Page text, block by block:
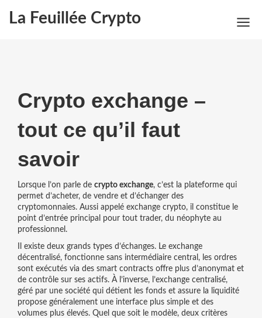
La Feuillée Crypto
Crypto exchange –
tout ce qu’il faut
savoir
Lorsque l’on parle de crypto exchange, c’est la plateforme qui
permet d’acheter, de vendre et d’échanger des
cryptomonnaies. Aussi appelé exchange crypto, il constitue le
point d’entrée principal pour tout trader, du néophyte au
professionnel.
Il existe deux grands types d’échanges. Le exchange
décentralisé, fonctionne sans intermédiaire central, les ordres
sont exécutés via des smart contractsoffre plus d’anonymat et
de contrôle sur ses actifs. À l’inverse, l’exchange centralisé,
géré par une société qui détient les fonds et assure la liquidité
propose généralement une interface plus simple et des
volumes plus élevés. Quel que soit le modèle, deux critères